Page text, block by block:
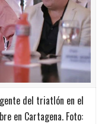
del triatlón en el
en Cartagena. Foto: